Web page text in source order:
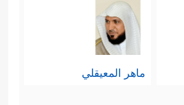
ماهر المعيقلي